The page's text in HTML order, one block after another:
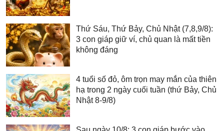
Thứ Sáu, Thứ Bảy, Chủ Nhật (7,8,9/8):
3 con giáp giữ ví, chủ quan là mất tiền
không đáng
4 tuổi số đỏ, ôm trọn may mắn của thiên
hạ trong 2 ngày cuối tuần (thứ Bảy, Chủ
Nhật 8-9/8)